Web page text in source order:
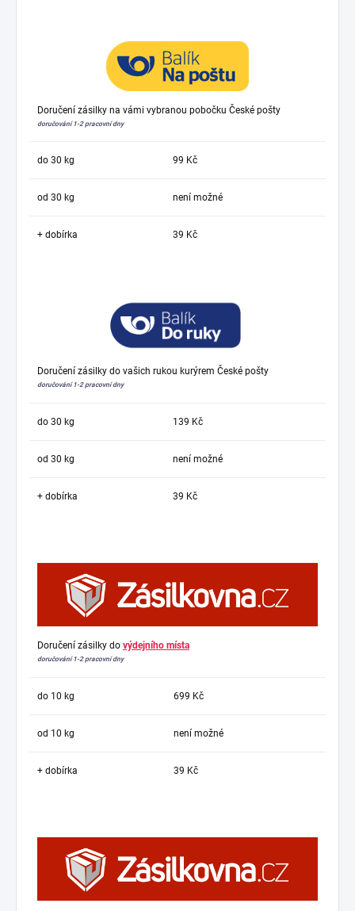
Doručení zásilky na vámi vybranou pobočku České pošty
doručování 1-2 pracovní dny
do 30 kg 99 Kč
od 30 kg není možné
+ dobírka 39 Kč
Doručení zásilky do vašich rukou kurýrem České pošty
doručování 1-2 pracovní dny
do 30 kg 139 Kč
od 30 kg není možné
+ dobírka 39 Kč
Doručení zásilky do výdejního místa
doručování 1-2 pracovní dny
do 10 kg 699 Kč
od 10 kg není možné
+ dobírka 39 Kč